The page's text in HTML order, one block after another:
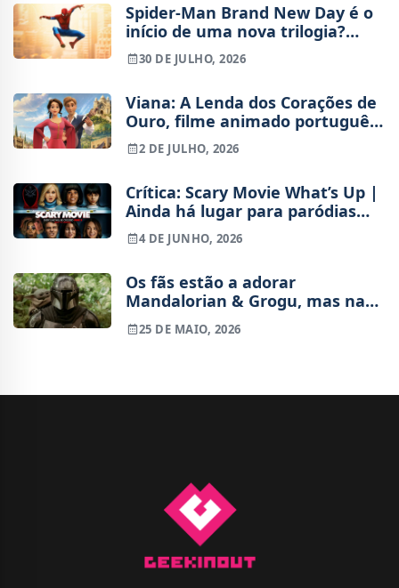
Spider-Man Brand New Day é o
início de uma nova trilogia?
Tudo o que sabemos sobre o
futuro do Peter Parker de Tom
30 DE JULHO, 2026
Viana: A Lenda dos Corações de
Ouro, filme animado português,
já tem trailer
2 DE JULHO, 2026
Crítica: Scary Movie What’s Up |
Ainda há lugar para paródias
em 2026?
4 DE JUNHO, 2026
Os fãs estão a adorar
Mandalorian & Grogu, mas nas
bilheteiras é pior do que Solo
25 DE MAIO, 2026